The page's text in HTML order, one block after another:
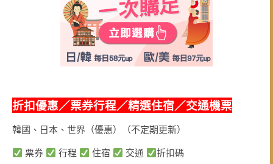
折扣優惠／票券行程／精選住宿／交通機票
韓國、日本、世界（優惠）（不定期更新）
票券
行程 住宿 交通 折扣碼